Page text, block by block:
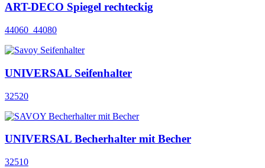
ART-DECO Spiegel rechteckig
44060_44080
UNIVERSAL Seifenhalter
32520
UNIVERSAL Becherhalter mit Becher
32510